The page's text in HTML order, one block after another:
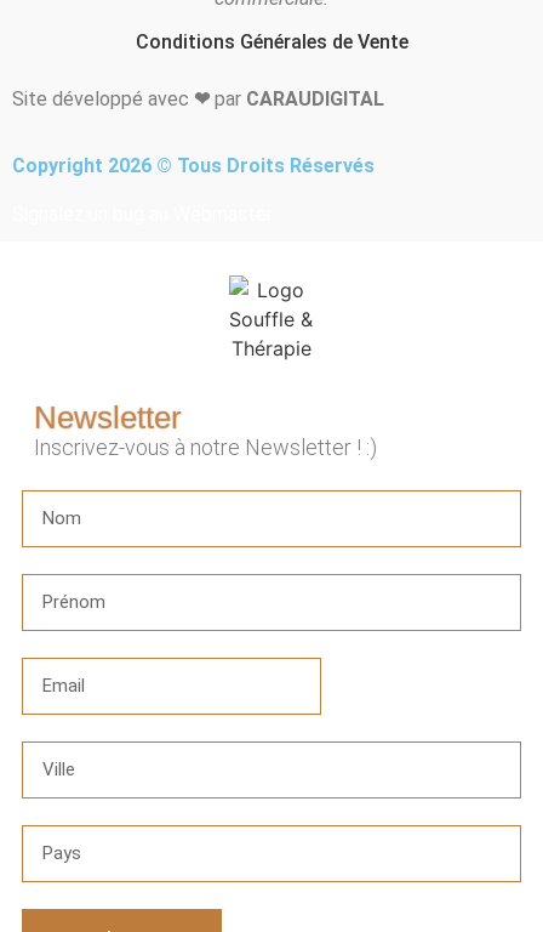
Conditions Générales de Vente
Site développé avec ❤ par CARAUDIGITAL
Copyright 2026 © Tous Droits Réservés
Newsletter
Inscrivez-vous à notre Newsletter ! :)